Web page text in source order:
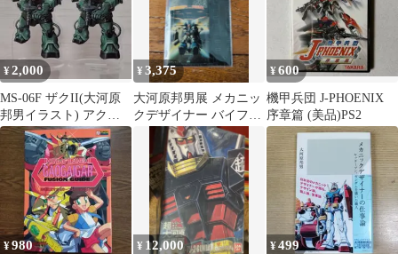
¥2,000
MS-06F ザクII(大河原
邦男イラスト) アクリ
ルスタンド ガンダム」
¥3,375
大河原邦男展 メカニッ
クデザイナー バイファ
ム マグネット
¥600
機甲兵団 J-PHOENIX
序章篇 (美品)PS2
¥980 ¥ 12,000 ¥499